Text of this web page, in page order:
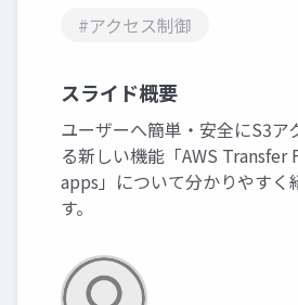
#アクセス制御
スライド概要
ユーザーへ簡単・安全にS3ア
る新しい機能「AWS Transfer
apps」について分かりやすく
す。